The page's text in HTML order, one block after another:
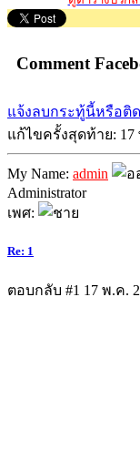
Comment
แจ้งลบกระทู้นี้หรือติ
แก้ไขครั้งสุดท้าย: 17
My Name: admin
Administrator
เพศ:
Re: 1
ตอบกลับ #1 17 พ.ค.